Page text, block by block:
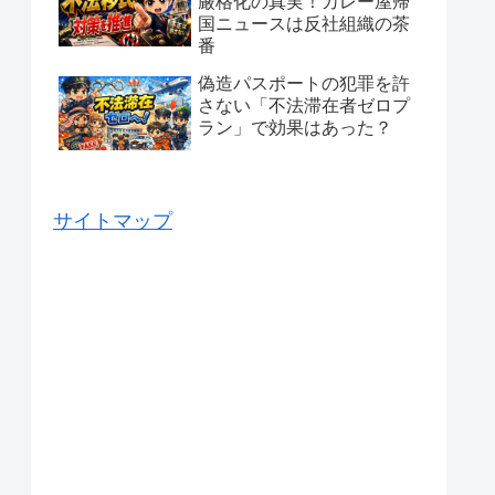
国ニュースは反社組織の茶
番
偽造パスポートの犯罪を許
さない「不法滞在者ゼロプ
ラン」で効果はあった？
サイトマップ